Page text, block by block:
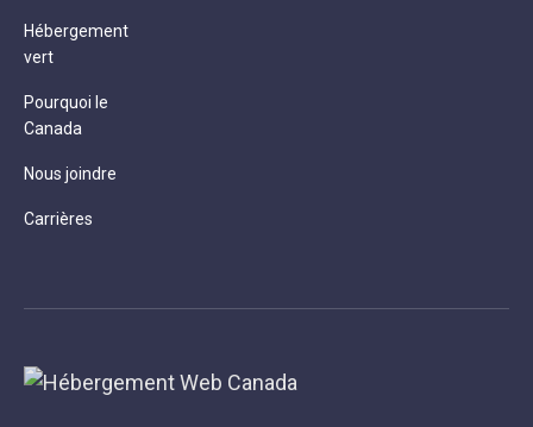
Hébergement
vert
Pourquoi le
Canada
Nous joindre
Carrières